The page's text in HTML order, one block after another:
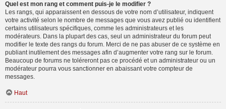
Quel est mon rang et comment puis-je le modifier ?
Les rangs, qui apparaissent en dessous de votre nom d’utilisateur, indiquent
votre activité selon le nombre de messages que vous avez publié ou identifient
certains utilisateurs spécifiques, comme les administrateurs et les
modérateurs. Dans la plupart des cas, seul un administrateur du forum peut
modifier le texte des rangs du forum. Merci de ne pas abuser de ce système en
publiant inutilement des messages afin d’augmenter votre rang sur le forum.
Beaucoup de forums ne toléreront pas ce procédé et un administrateur ou un
modérateur pourra vous sanctionner en abaissant votre compteur de
messages.
Haut